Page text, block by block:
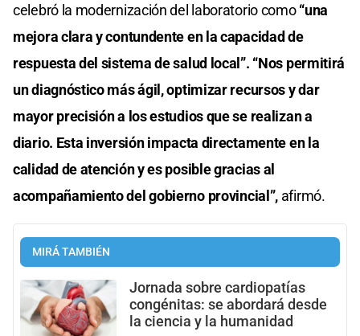
celebró la modernización del laboratorio como“una
mejora clara y contundente en la capacidad de
respuesta del sistema de salud local”. “Nos permitirá
un diagnóstico más ágil, optimizar recursos y dar
mayor precisión a los estudios que se realizan a
diario. Esta inversión impacta directamente en la
calidad de atención y es posible gracias al
acompañamiento del gobierno provincial”, afirmó.
MIRÁ TAMBIÉN
Jornada sobre cardiopatías
congénitas: se abordará desde
la ciencia y la humanidad